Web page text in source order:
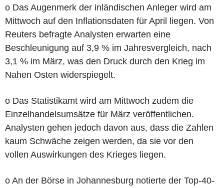
o Das Augenmerk der inländischen Anleger wird am
Mittwoch auf den Inflationsdaten für April liegen. Von
Reuters befragte Analysten erwarten eine
Beschleunigung auf 3,9 % im Jahresvergleich, nach
3,1 % im März, was den Druck durch den Krieg im
Nahen Osten widerspiegelt.
o Das Statistikamt wird am Mittwoch zudem die
Einzelhandelsumsätze für März veröffentlichen.
Analysten gehen jedoch davon aus, dass die Zahlen
kaum Schwäche zeigen werden, da sie vor den
vollen Auswirkungen des Krieges liegen.
o An der Börse in Johannesburg notierte der Top-40-